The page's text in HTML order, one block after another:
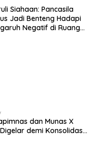
Siahaan: Pancasila
Jadi Benteng Hadapi
Negatif di Ruang
dan Munas X
demi Konsolidasi